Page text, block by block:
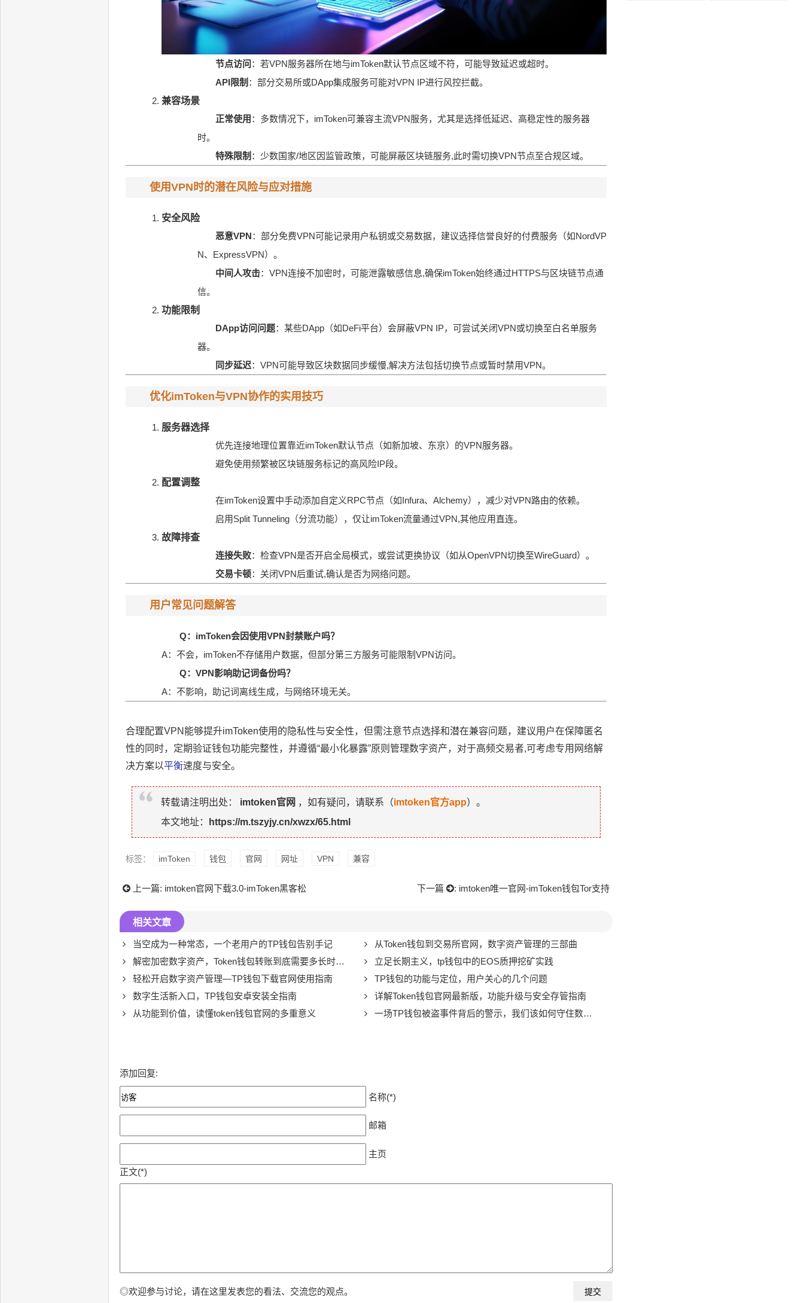
节点访问 ：若VPN服务器所在地与imToken默认节点区域不符，可能导致延迟或超时。
API限制 ：部分交易所或DApp集成服务可能对VPN IP进行风控拦截。
兼容场景
正常使用 ：多数情况下，imToken可兼容主流VPN服务，尤其是选择低延迟、高稳定性的服务器
时。
特殊限制 ：少数国家/地区因监管政策，可能屏蔽区块链服务,此时需切换VPN节点至合规区域。
使用VPN时的潜在风险与应对措施
安全风险
恶意VPN：部分免费VPN可能记录用户私钥或交易数据，建议选择信誉良好的付费服务（如NordVP
N、ExpressVPN）。
中间人攻击：VPN连接不加密时，可能泄露敏感信息,确保imToken始终通过HTTPS与区块链节点通
信。
功能限制
DApp访问问题：某些DApp（如DeFi平台）会屏蔽VPN IP，可尝试关闭VPN或切换至白名单服务
器。
同步延迟：VPN可能导致区块数据同步缓慢,解决方法包括切换节点或暂时禁用VPN。
优化imToken与VPN协作的实用技巧
服务器选择
优先连接地理位置靠近imToken默认节点（如新加坡、东京）的VPN服务器。
避免使用频繁被区块链服务标记的高风险IP段。
配置调整
在imToken设置中手动添加自定义RPC节点（如Infura、Alchemy），减少对VPN路由的依赖。
启用Split Tunneling（分流功能），仅让imToken流量通过VPN,其他应用直连。
故障排查
连接失败：检查VPN是否开启全局模式，或尝试更换协议（如从OpenVPN切换至WireGuard）。
交易卡顿：关闭VPN后重试,确认是否为网络问题。
用户常见问题解答
Q：imToken会因使用VPN封禁账户吗？
A：不会，imToken不存储用户数据，但部分第三方服务可能限制VPN访问。
Q：VPN影响助记词备份吗？
A：不影响，助记词离线生成，与网络环境无关。
合理配置VPN能够提升imToken使用的隐私性与安全性，但需注意节点选择和潜在兼容问题，建议用户在保障匿名
性的同时，定期验证钱包功能完整性，并遵循“最小化暴露”原则管理数字资产，对于高频交易者,可考虑专用网络解
决方案以平衡速度与安全。
转载请注明出处： imtoken官网 ，如有疑问，请联系（imtoken官方app）。
本文地址：
https://m.tszyjy.cn/xwzx/65.html
标签： imToken 钱包 官网 网址 VPN 兼容
上一篇: imtoken官网下载3.0-imToken黑客松 下一篇 : imtoken唯一官网-imToken钱包Tor支持
相关文章
当空成为一种常态，一个老用户的TP钱包告别手记
从Token钱包到交易所官网，数字资产管理的三部曲
解密加密数字资产，Token钱包转账到底需要多长时间？
立足长期主义，tp钱包中的EOS质押挖矿实践
轻松开启数字资产管理—TP钱包下载官网使用指南
TP钱包的功能与定位，用户关心的几个问题
数字生活新入口，TP钱包安卓安装全指南
详解Token钱包官网最新版，功能升级与安全存管指南
从功能到价值，读懂token钱包官网的多重意义
一场TP钱包被盗事件背后的警示，我们该如何守住数字资产？
添加回复:
名称(*)
邮箱
主页
正文(*)
◎欢迎参与讨论，请在这里发表您的看法、交流您的观点。